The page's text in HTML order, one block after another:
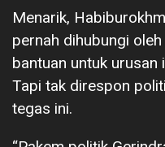
Menarik,
pernah dihubungi
bantuan untuk urusan
Tapi tak direspon
tegas ini.